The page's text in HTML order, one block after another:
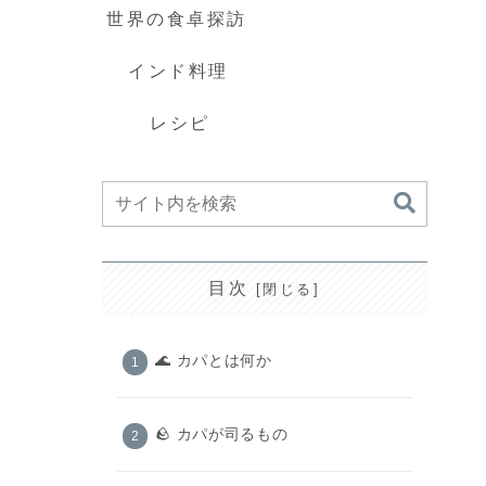
世界の食卓探訪
インド料理
レシピ
目次
🌊 カパとは何か
🪨 カパが司るもの